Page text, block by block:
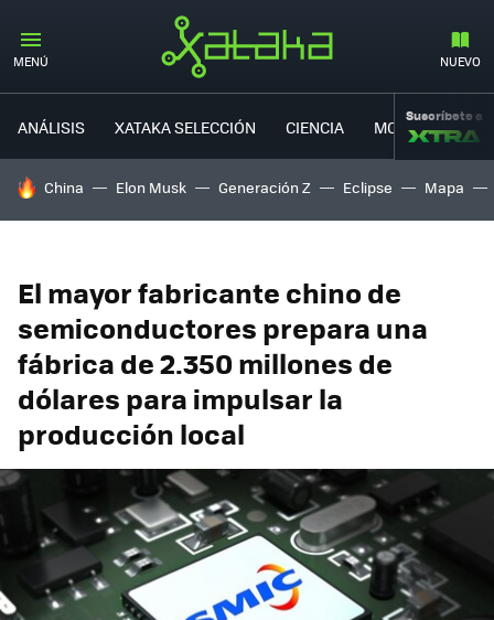
MENÚ NUEVO
ANÁLISIS XATAKA SELECCIÓN CIENCIA MOVILIDAD
Suscríbete a
HOY SE HABLA DE
China Elon Musk Generación Z Eclipse Mapa
El mayor fabricante chino de
semiconductores prepara una
fábrica de 2.350 millones de
dólares para impulsar la
producción local